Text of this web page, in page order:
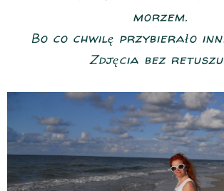
morzem.
Bo co chwilę przybierało
Zdjęcia bez